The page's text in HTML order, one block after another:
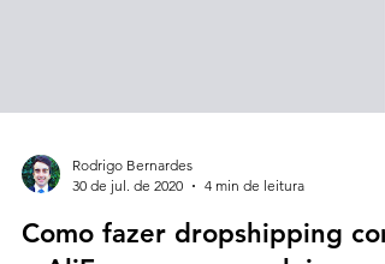
30 de jul. de 2020
4 min de leitura